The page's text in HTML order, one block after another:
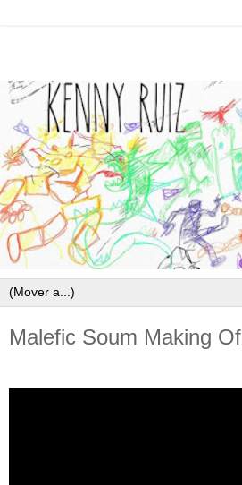
Malefic Soum Making Of